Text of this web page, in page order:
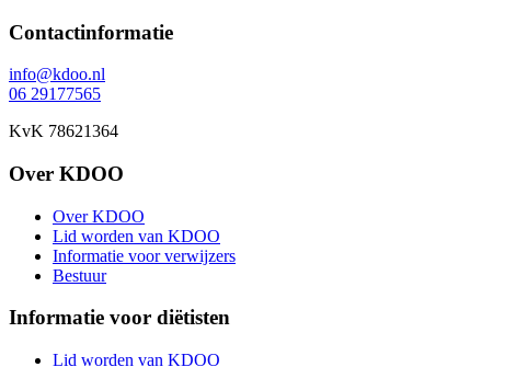
Footer
Contactinformatie
info@kdoo.nl
06 29177565
KvK 78621364
Over KDOO
Over KDOO
Lid worden van KDOO
Informatie voor verwijzers
Bestuur
Informatie voor diëtisten
Lid worden van KDOO